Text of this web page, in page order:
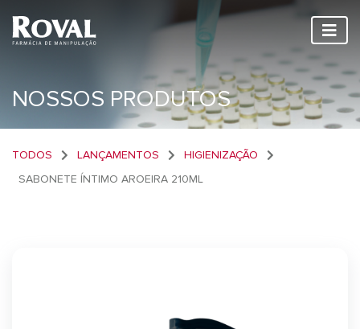
NOSSOS PRODUTOS
TODOS LANÇAMENTOS
HIGIENIZAÇÃO
SABONETE ÍNTIMO AROEIRA 210ML